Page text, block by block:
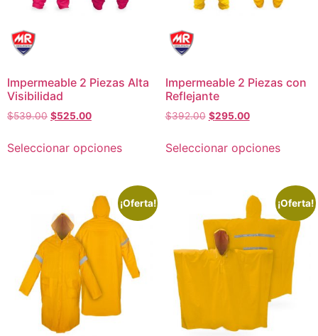
Impermeable 2 Piezas Alta
Visibilidad
$539.00 $525.00
Seleccionar opciones
Impermeable 2 Piezas con
Reflejante
$392.00 $295.00
Seleccionar opciones
¡Oferta! ¡Oferta!